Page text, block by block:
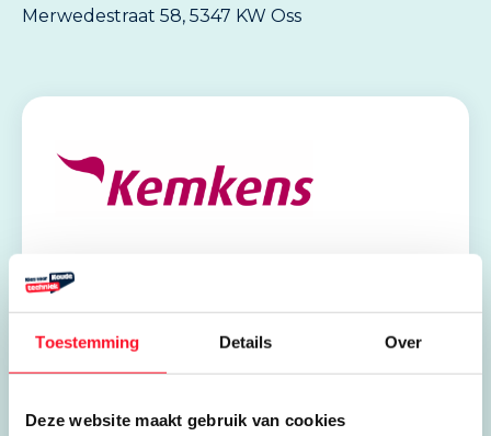
Toestemming Details Over
Deze website maakt gebruik van cookies
Merwedestraat 58, 5347 KW Oss
Stages en leerbanen
Kemkens (Oss)